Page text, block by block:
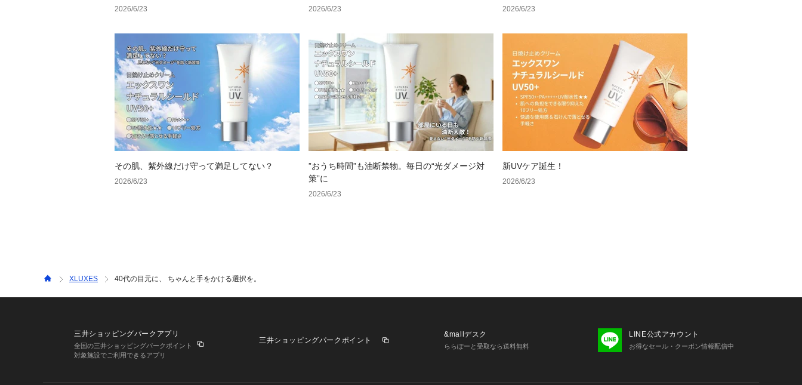
2026/6/23 2026/6/23
V
2026/6/23
その肌、紫外線だけ守って満足してない？
2026/6/23
”おうち時間”も油断禁物。毎日の“光ダメージ対
策”に
2026/6/23
新UVケア誕生！
2026/6/23
XLUXES 40代の目元に、 ちゃんと手をかける選択を。
三井ショッピングパークアプリ
全国の三井ショッピングパークポイント
対象施設でご利用できるアプリ
三井ショッピングパークポイント
&mallデスク
ららぽーと受取なら送料無料
LINE公式アカウント
お得なセール・クーポン情報配信中